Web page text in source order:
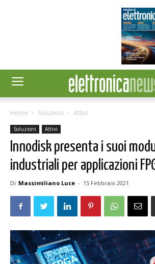
Home Soluzioni Attivi
Soluzioni Attivi
Innodisk presenta i suoi
industriali per applicazioni
Di Massimiliano Luce - 15 Febbraio 2021